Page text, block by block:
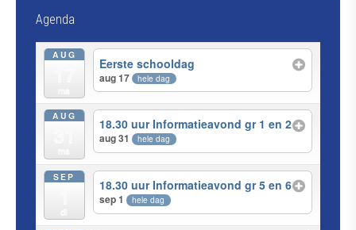
Agenda
AUG
Eerste schooldag
aug 17 hele dag
AUG
18.30 uur Informatieavond gr 1 en 2
aug 31 hele dag
SEP
18.30 uur Informatieavond gr 5 en 6
sep 1 hele dag